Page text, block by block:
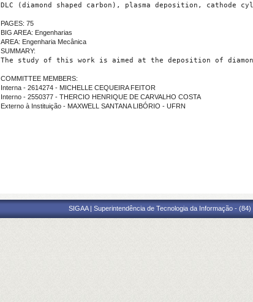
DLC (diamond shaped carbon), plasma deposition, cathode
PAGES: 75
BIG AREA: Engenharias
AREA: Engenharia Mecânica
SUMMARY:
The study of this work is aimed at the deposition of
COMMITTEE MEMBERS:
Interna - 2614274 - MICHELLE CEQUEIRA FEITOR
Interno - 2550377 - THERCIO HENRIQUE DE CARVALHO COSTA
Externo à Instituição - MAXWELL SANTANA LIBÓRIO - UFRN
SIGAA | Superintendência de Tecnologia da Informação -